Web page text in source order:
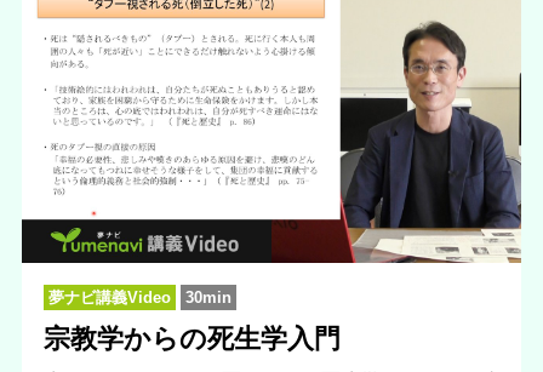
夢ナビ講義Video 30min
宗教学からの死生学入門